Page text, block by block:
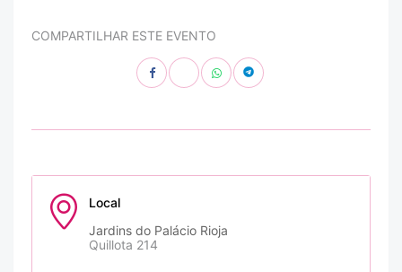
COMPARTILHAR ESTE EVENTO
Local
Jardins do Palácio Rioja
Quillota 214